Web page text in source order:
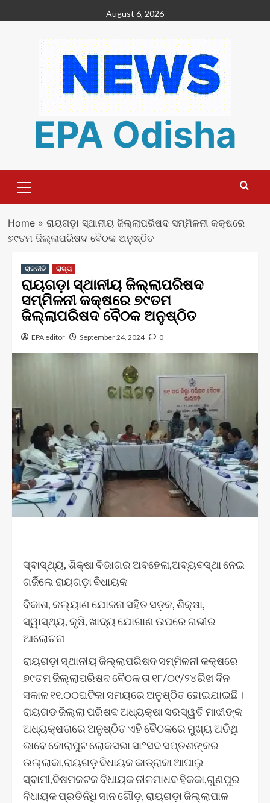
to
August 6, 2026
EPA Odisha
Menu
Home» ରାୟଗଡ଼ା ସ୍ଥାନୀୟ ଜିଲ୍ଲାପରିଷଦ ସମ୍ମିଳନୀ କକ୍ଷରେ
୭୯ତମ ଜିଲ୍ଲାପରିଷଦ ବୈଠକ ଅନୁଷ୍ଠିତ
ରାଜନୀତି ରାଜ୍ୟ
ରାୟଗଡ଼ା ସ୍ଥାନୀୟ ଜିଲ୍ଲାପରିଷଦ
ସମ୍ମିଳନୀ କକ୍ଷରେ ୭୯ତମ
ଜିଲ୍ଲାପରିଷଦ ବୈଠକ ଅନୁଷ୍ଠିତ
EPA editor September 24, 2024 0
ସ୍ବାସ୍ଥ୍ୟ, ଶିକ୍ଷା ବିଭାଗର ଅବହେଳା,ଅବ୍ୟବସ୍ଥା ନେଇ
ଗର୍ଜିଲେ ରାୟଗଡ଼ା ବିଧାୟକ
ବିକାଶ, କଲ୍ୟାଣ ଯୋଜନା ସହିତ ସଡ଼କ, ଶିକ୍ଷା,
ସ୍ୱାସ୍ଥ୍ୟ, କୃଷି, ଖାଦ୍ୟ ଯୋଗାଣ ଉପରେ ଗଭୀର
ଆଲୋଚନା
ରାୟଗଡ଼ା ସ୍ଥାନୀୟ ଜିଲ୍ଲାପରିଷଦ ସମ୍ମିଳନୀ କକ୍ଷରେ
୭୯ତମ ଜିଲ୍ଲାପରିଷଦ ବୈଠକ ତା ୧୮/୦୯/୨୪ରିଖ ଦିନ
ସକାଳ ୧୧.୦୦ଘଟିକା ସମୟରେ ଅନୁଷ୍ଠିତ ହୋଇଯାଇଛି ।
ରାୟଗଡ ଜିଲ୍ଲା ପରିଷଦ ଅଧ୍ୟକ୍ଷା ସରସ୍ୱତି ମାଝୀଙ୍କ
ଅଧ୍ୟକ୍ଷତାରେ ଅନୁଷ୍ଠିତ ଏହି ବୈଠକରେ ମୁଖ୍ୟ ଅତିଥି
ଭାବେ କୋରାପୁଟ ଲୋକସଭା ସା°ସଦ ସପ୍ତଶଙ୍କର
ଉଲ୍ଲାକା,ରାୟଗଡ଼ ବିଧାୟକ କାଡ୍ରାକା ଆପାଲୁ
ସ୍ବାମୀ,ବିଷମକଟକ ବିଧାୟକ ନୀଳମାଧବ ହିକକା,ଗୁଣପୁର
ବିଧାୟକ ପ୍ରତିନିଧି ସାନ ଗୌଡ଼, ରାୟଗଡ଼ା ଜିଲ୍ଲାପାଳ